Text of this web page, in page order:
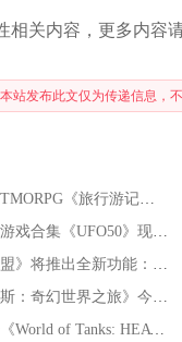
关内容，更多内容
本站发布此文仅为传递信息，
开放世界TMORPG《旅行游记》7月31日正式停服
经典复古游戏合集《UFO50》现已登陆Switch
《英雄联盟》将推出全新功能：队友摆烂可投票提前结束对局
《帕弗林斯：奇幻世界之旅》今年冬季登陆iOS和安卓平台
载具射击《World of Tanks: HEAT》4月16日至20日开启封闭测试